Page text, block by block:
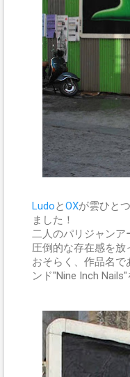
LudoとOXが雲ひと
ました！
二人のパリジャン
圧倒的な存在感を放
おそらく、作品名で
ンド"Nine Inch